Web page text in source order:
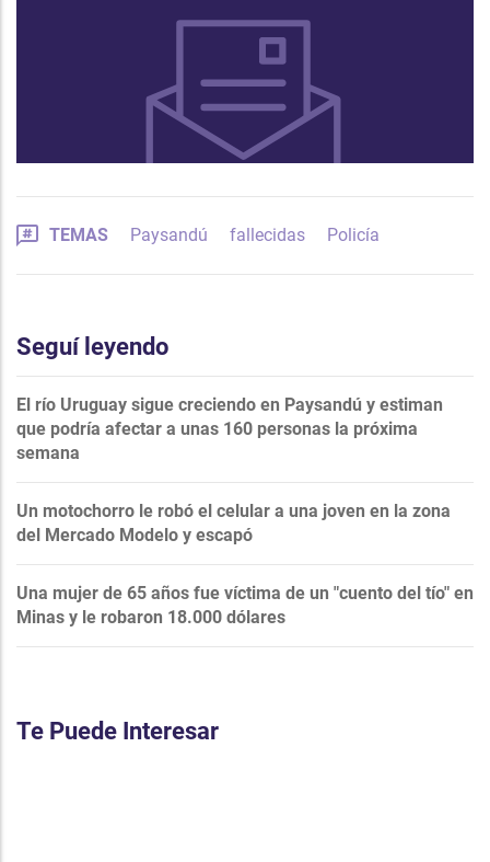
TEMAS Paysandú fallecidas Policía
Seguí leyendo
El río Uruguay sigue creciendo en Paysandú y estiman
que podría afectar a unas 160 personas la próxima
semana
Un motochorro le robó el celular a una joven en la zona
del Mercado Modelo y escapó
Una mujer de 65 años fue víctima de un "cuento del tío" en
Minas y le robaron 18.000 dólares
Te Puede Interesar